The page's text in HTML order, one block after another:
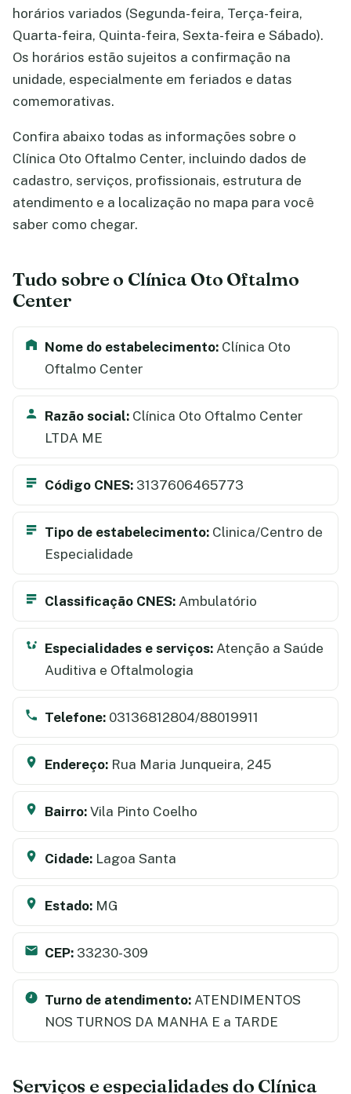
horários variados (Segunda-feira, Terça-feira,
Quarta-feira, Quinta-feira, Sexta-feira e Sábado).
Os horários estão sujeitos a confirmação na
unidade, especialmente em feriados e datas
comemorativas.
Confira abaixo todas as informações sobre o
Clínica Oto Oftalmo Center, incluindo dados de
cadastro, serviços, profissionais, estrutura de
atendimento e a localização no mapa para você
saber como chegar.
Tudo sobre o Clínica Oto Oftalmo
Center
Nome do estabelecimento: Clínica Oto
Oftalmo Center
Razão social: Clínica Oto Oftalmo Center
LTDA ME
Código CNES: 3137606465773
Tipo de estabelecimento: Clinica/Centro de
Especialidade
Classificação CNES: Ambulatório
Especialidades e serviços: Atenção a Saúde
Auditiva e Oftalmologia
Telefone: 03136812804/88019911
Endereço: Rua Maria Junqueira, 245
Bairro: Vila Pinto Coelho
Cidade: Lagoa Santa
Estado: MG
CEP: 33230-309
Turno de atendimento: ATENDIMENTOS
NOS TURNOS DA MANHA E a TARDE
Serviços e especialidades do Clínica